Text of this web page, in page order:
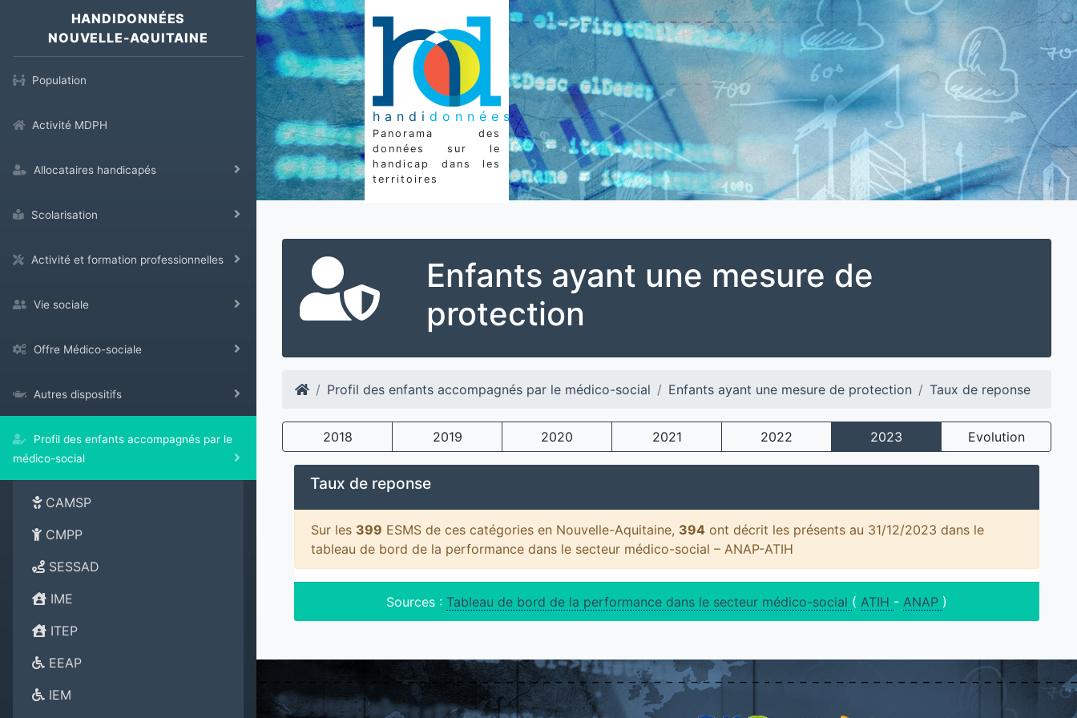
HANDIDONNÉES
NOUVELLE-AQUITAINE
Population
Activité MDPH
Allocataires handicapés
Scolarisation
Activité et formation professionnelles
Vie sociale
Offre Médico-sociale
Autres dispositifs
Profil des enfants accompagnés par le
médico-social
CAMSP
CMPP
SESSAD
IME
ITEP
EEAP
IEM
handi données
Panorama des
données sur le
handicap dans les
territoires
Enfants ayant une mesure de
protection
Profil des enfants accompagnés par le médico-social Enfants ayant une mesure de protection Taux de reponse
2018 2019 2020 2021 2022 2023 Evolution
Taux de reponse
Sur les 399 ESMS de ces catégories en Nouvelle-Aquitaine, 394 ont décrit les présents au 31/12/2023 dans le
tableau de bord de la performance dans le secteur médico-social – ANAP-ATIH
Sources : Tableau de bord de la performance dans le secteur médico-social ( ATIH - ANAP )